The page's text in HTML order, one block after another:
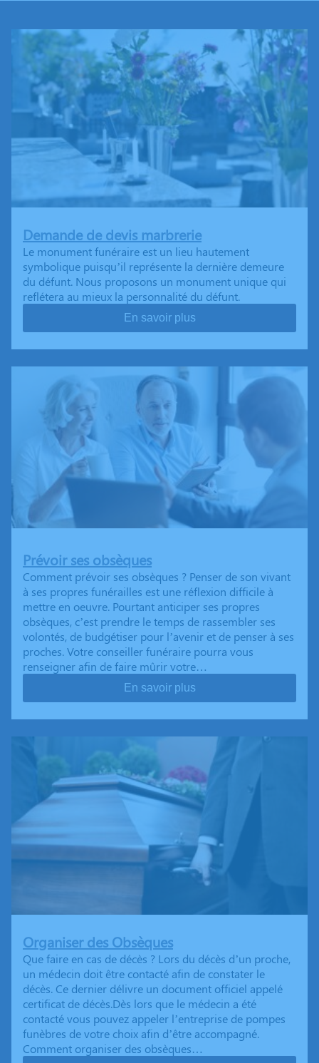
Demande de devis marbrerie
Le monument funéraire est un lieu hautement
symbolique puisqu’il représente la dernière demeure
du défunt. Nous proposons un monument unique qui
reflétera au mieux la personnalité du défunt.
En savoir plus
Prévoir ses obsèques
Comment prévoir ses obsèques ? Penser de son vivant
à ses propres funérailles est une réflexion difficile à
mettre en oeuvre. Pourtant anticiper ses propres
obsèques, c’est prendre le temps de rassembler ses
volontés, de budgétiser pour l’avenir et de penser à ses
proches. Votre conseiller funéraire pourra vous
renseigner afin de faire mûrir votre…
En savoir plus
Organiser des Obsèques
Que faire en cas de décès ? Lors du décès d’un proche,
un médecin doit être contacté afin de constater le
décès. Ce dernier délivre un document officiel appelé
certificat de décès.Dès lors que le médecin a été
contacté vous pouvez appeler l’entreprise de pompes
funèbres de votre choix afin d’être accompagné.
Comment organiser des obsèques…